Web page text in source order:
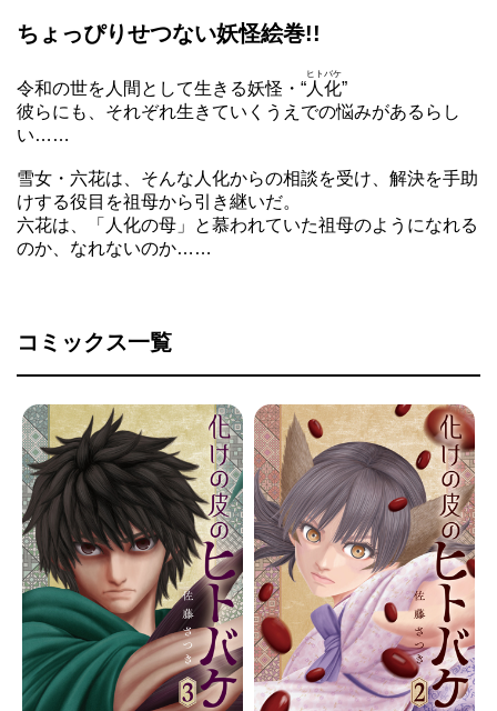
ちょっぴりせつない妖怪絵巻!!
令和の世を人間として生きる妖怪・“人化
ヒトバケ
”
彼らにも、それぞれ生きていくうえでの悩みがあるらし
い……
雪女・六花は、そんな人化からの相談を受け、解決を手助
けする役目を祖母から引き継いだ。
六花は、「人化の母」と慕われていた祖母のようになれる
のか、なれないのか……
コミックス一覧